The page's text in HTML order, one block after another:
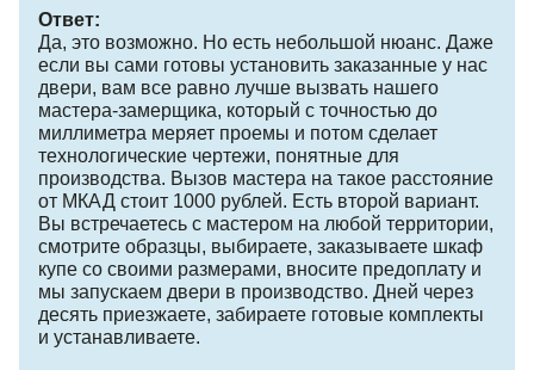
Ответ:
Да, это возможно. Но есть небольшой нюанс. Даже
если вы сами готовы установить заказанные у нас
двери, вам все равно лучше вызвать нашего
мастера-замерщика, который с точностью до
миллиметра меряет проемы и потом сделает
технологические чертежи, понятные для
производства. Вызов мастера на такое расстояние
от МКАД стоит 1000 рублей. Есть второй вариант.
Вы встречаетесь с мастером на любой территории,
смотрите образцы, выбираете, заказываете шкаф
купе со своими размерами, вносите предоплату и
мы запускаем двери в производство. Дней через
десять приезжаете, забираете готовые комплекты
и устанавливаете.